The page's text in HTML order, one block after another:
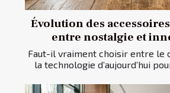
Évolution des
entre nostalgie et
Faut-il vraiment choisir entre le
la technologie d’aujourd’hui